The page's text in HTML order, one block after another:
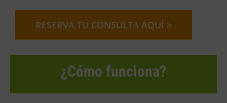
RESERVA TU CONSULTA AQUÍ >
¿Cómo funciona?